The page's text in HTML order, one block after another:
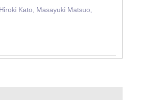
Kato, Masayuki Matsuo,